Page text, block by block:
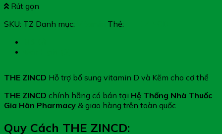
Rút gọn
SKU: TZ Danh mục: Thẻ:
THE ZINCD Hỗ trợ bổ sung vitamin D và Kẽm cho cơ thể
THE ZINCD chính hãng có bán tại Hệ Thống Nhà Thuốc
Gia Hân Pharmacy & giao hàng trên toàn quốc
Quy Cách THE ZINCD: